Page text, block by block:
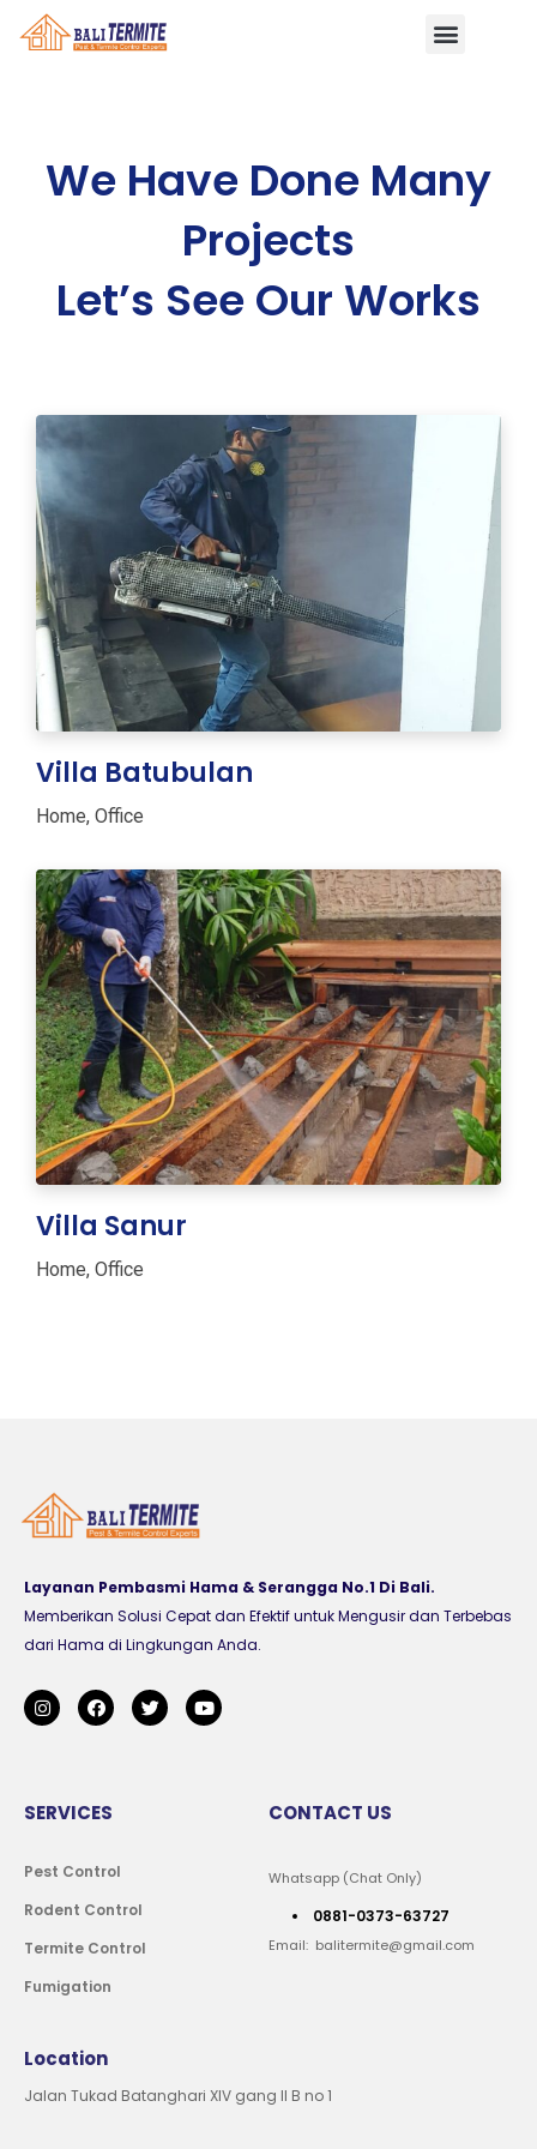
We Have Done Many
Projects
Let’s See Our Works
Villa Batubulan
Home, Office
Villa Sanur
Home, Office
Layanan Pembasmi Hama & Serangga No.1 Di Bali.
Memberikan Solusi Cepat dan Efektif untuk Mengusir dan Terbebas
dari Hama di Lingkungan Anda.
SERVICES
Pest Control
Rodent Control
Termite Control
Fumigation
CONTACT US
Whatsapp (Chat Only)
0881-0373-63727
Email: balitermite@gmail.com
Location
Jalan Tukad Batanghari XIV gang II B no 1